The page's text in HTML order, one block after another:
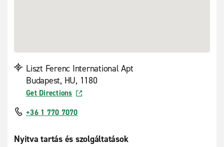
Liszt Ferenc International Apt
Budapest, HU, 1180
Get Directions
+36 1 770 7070
Nyitva tartás és szolgáltatások